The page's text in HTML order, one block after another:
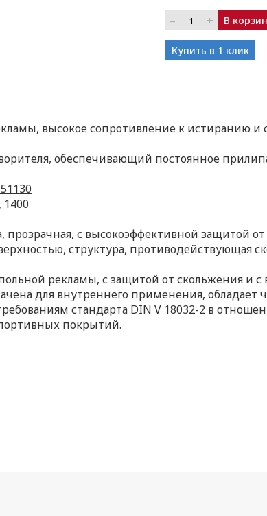
– + В
Купить в 1 клик
высокое сопротивление к истиранию и
обеспечивающий постоянное
с высокоэффективной защитой от
структура, противодействующая
рекламы, с защитой от скольжения и
для внутреннего применения, обладает
стандарта DIN V 18032-2 в
покрытий.